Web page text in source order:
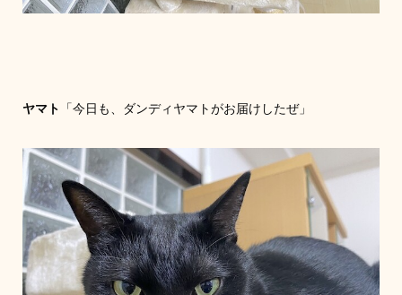
ヤマト 「今日も、ダンディヤマトがお届けしたぜ」